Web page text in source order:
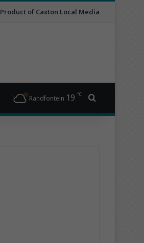
Product of Caxton Local Media
Randfontein 19 ℃